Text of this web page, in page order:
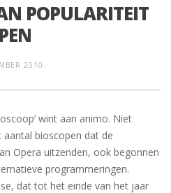
POPULARITEIT
2010
wint aan animo. Niet
bioscopen dat de
Opera uitzenden, ook begonnen
programmeringen.
dat tot het einde van het jaar